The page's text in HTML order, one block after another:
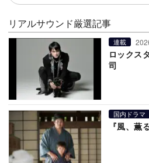
リアルサウンド厳選記事
連載
ロックス
司
国内ドラマ
『風、薫